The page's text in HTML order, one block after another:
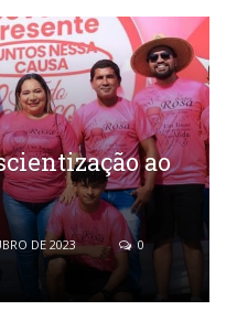
ao
DE 2023
0